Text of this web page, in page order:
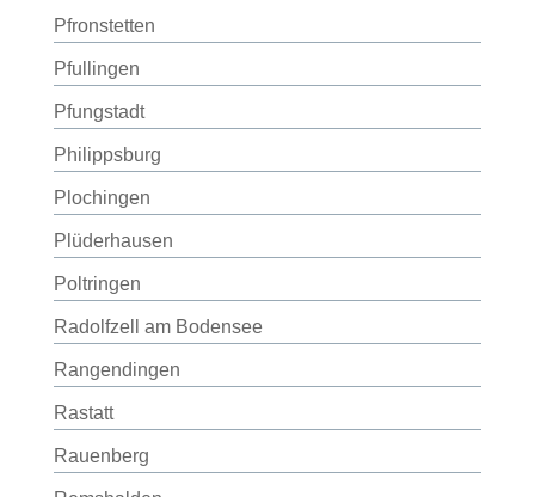
Pfronstetten
Pfullingen
Pfungstadt
Philippsburg
Plochingen
Plüderhausen
Poltringen
Radolfzell am Bodensee
Rangendingen
Rastatt
Rauenberg